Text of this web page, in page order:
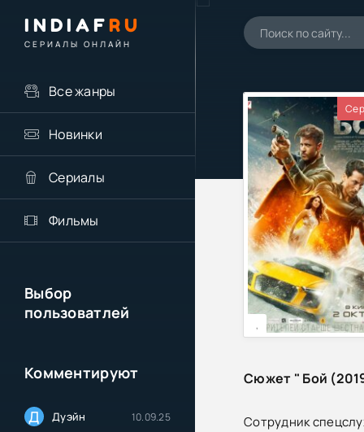
INDIAFRU
СЕРИАЛЫ ОНЛАЙН
Все жанры
Новинки
Сериалы
Фильмы
Выбор
пользоватлей
Комментируют
Д Дуэйн 10.09.25
,
Сюжет " Бой
Сотрудник